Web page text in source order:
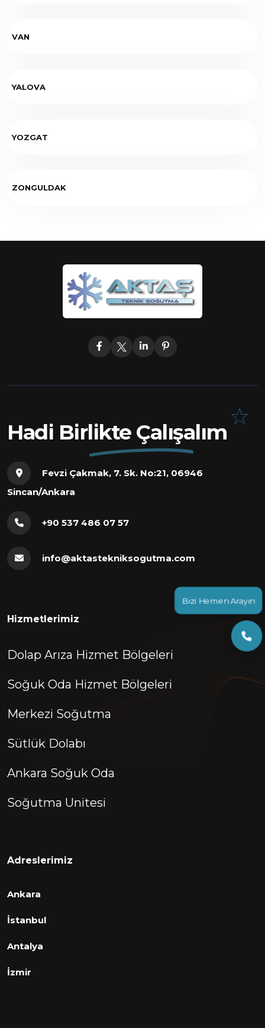
Bizi Hemen Arayın
VAN
YALOVA
YOZGAT
ZONGULDAK
Hadi Birlikte Çalışalım
Fevzi Çakmak, 7. Sk. No:21, 06946
Sincan/Ankara
+90 537 486 07 57
info@aktastekniksogutma.com
Hizmetlerimiz
Dolap Arıza Hizmet Bölgeleri
Soğuk Oda Hizmet Bölgeleri
Merkezi Soğutma
Sütlük Dolabı
Ankara Soğuk Oda
Soğutma Unitesi
Adreslerimiz
Ankara
İstanbul
Antalya
İzmir